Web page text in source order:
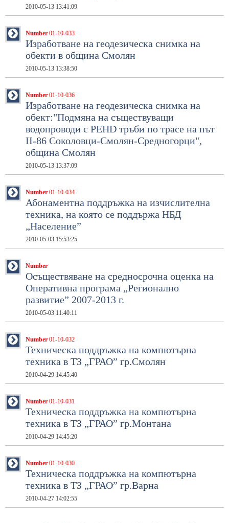
2010-05-13 13:41:09
Number 01-10-033
Изработване на геодезическа снимка на
обекти в община Смолян
2010-05-13 13:38:50
Number 01-10-036
Изработване на геодезическа снимка на
обект:"Подмяна на съществуващи
водопроводи с PEHD тръби по трасе на път
ІІ-86 Соколовци-Смолян-Средногорци",
община Смолян
2010-05-13 13:37:09
Number 01-10-034
Абонаментна поддръжка на изчислителна
техника, на която се поддържа НБД
„Население”
2010-05-03 15:53:25
Number
Осъществяване на средносрочна оценка на
Оперативна програма „Регионално
развитие” 2007-2013 г.
2010-05-03 11:40:11
Number 01-10-032
Техническа поддръжка на компютърна
техника в ТЗ „ГРАО” гр.Смолян
2010-04-29 14:45:40
Number 01-10-031
Техническа поддръжка на компютърна
техника в ТЗ „ГРАО” гр.Монтана
2010-04-29 14:45:20
Number 01-10-030
Техническа поддръжка на компютърна
техника в ТЗ „ГРАО” гр.Варна
2010-04-27 14:02:55